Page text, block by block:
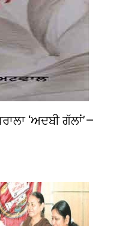
‘ਅਦਬੀ ਗੱਲਾਂ’—